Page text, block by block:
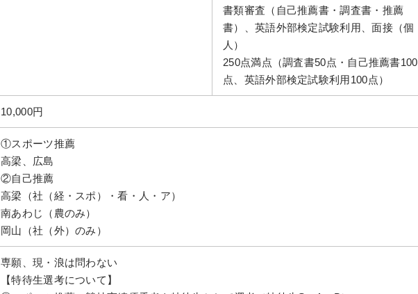
書類審査（自己推薦書・調査書・推薦
書）、英語外部検定試験利用、面接（個
人）
250点満点（調査書50点・自己推薦書100
点、英語外部検定試験利用100点）
10,000円
①スポーツ推薦
高梁、広島
②自己推薦
高梁（社（経・スポ）・看・人・ア）
南あわじ（農のみ）
岡山（社（外）のみ）
専願、現・浪は問わない
【特待生選考について】